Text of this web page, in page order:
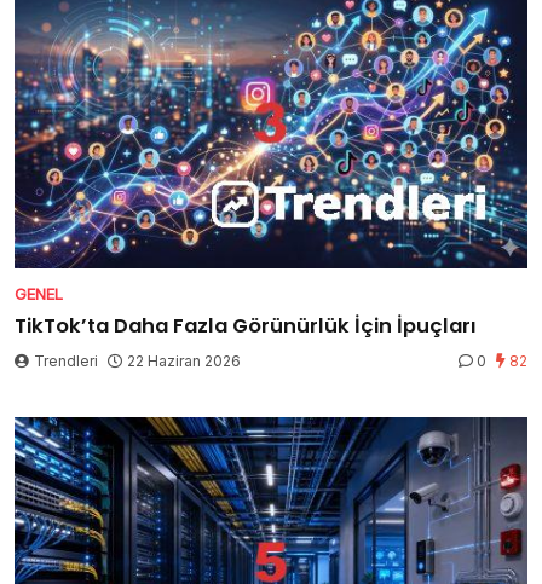
GENEL
TikTok’ta Daha Fazla Görünürlük İçin İpuçları
Trendleri 22 Haziran 2026 0 82